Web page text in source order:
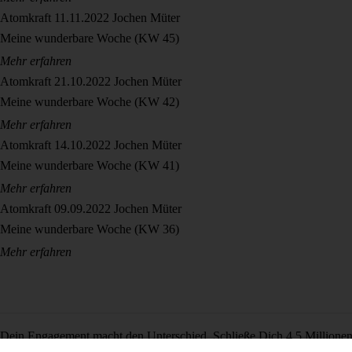
Atomkraft 11.11.2022 Jochen Müter
Meine wunderbare Woche (KW 45)
Mehr erfahren
Atomkraft 21.10.2022 Jochen Müter
Meine wunderbare Woche (KW 42)
Mehr erfahren
Atomkraft 14.10.2022 Jochen Müter
Meine wunderbare Woche (KW 41)
Mehr erfahren
Atomkraft 09.09.2022 Jochen Müter
Meine wunderbare Woche (KW 36)
Mehr erfahren
Dein Engagement macht den Unterschied. Schließe Dich 4,5